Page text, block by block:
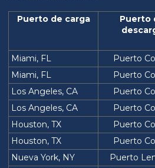
Puerto de carga
Puerto
Miami, FL Puerto
Miami, FL
Puerto
Los Angeles, CA
Puerto
Los Angeles, CA
Puerto
Houston, TX
Puerto
Houston, TX
Puerto
Nueva York, NY
Puerto